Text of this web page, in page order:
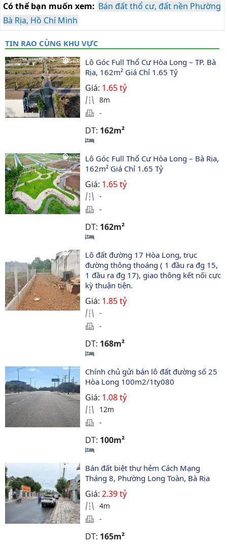
Có thể bạn muốn xem: Bán đất thổ cư, đất nền Phường
Bà Rịa, Hồ Chí Minh
TIN RAO CÙNG KHU VỰC
Lô Góc Full Thổ Cư Hòa Long – TP. Bà
Rịa, 162m² Giá Chỉ 1.65 Tỷ
Giá: 1.65 tỷ
8m
-
DT: 162m²
Lô Góc Full Thổ Cư Hòa Long – Bà Rịa,
162m² Giá Chỉ 1.65 Tỷ
Giá: 1.65 tỷ
-
-
DT: 162m²
Lô đất đường 17 Hòa Long, trục
đường thông thoáng ( 1 đầu ra đg 15,
1 đầu ra đg 17), giao thông kết nối cực
kỳ thuận tiện.
Giá: 1.85 tỷ
-
-
DT: 168m²
Chính chủ gửi bán lô đất đường số 25
Hòa Long 100m2/1ty080
Giá: 1.08 tỷ
12m
-
DT: 100m²
Bán đất biệt thự hẻm Cách Mạng
Tháng 8, Phường Long Toàn, Bà Rịa
Giá:2.39 tỷ
4m
-
DT: 165m²